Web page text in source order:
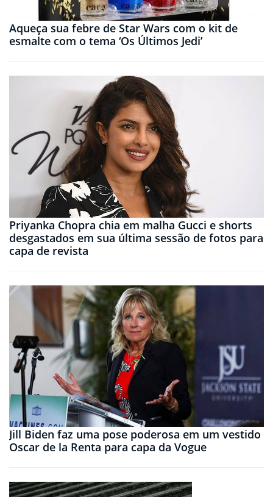
Aqueça sua febre de Star Wars com o kit de
esmalte com o tema ‘Os Últimos Jedi’
Priyanka Chopra chia em malha Gucci e shorts
desgastados em sua última sessão de fotos para
capa de revista
Jill Biden faz uma pose poderosa em um vestido
Oscar de la Renta para capa da Vogue